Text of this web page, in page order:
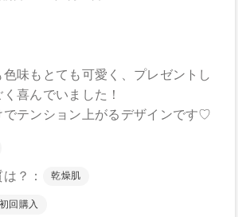
6/26
や詳しい在庫状況につきましては、各店
ください。
変更する可能性がございます。予めご了
１～３営業日での発送となります。
届けまで１～２週間かかる場合がござい